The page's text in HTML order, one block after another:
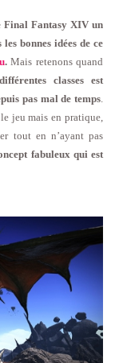
Final Fantasy XIV un
bonnes idées de ce
.Mais retenons quand
classes est
pas mal de temps.
jeu mais en pratique,
tout en n’ayant pas
fabuleux qui est